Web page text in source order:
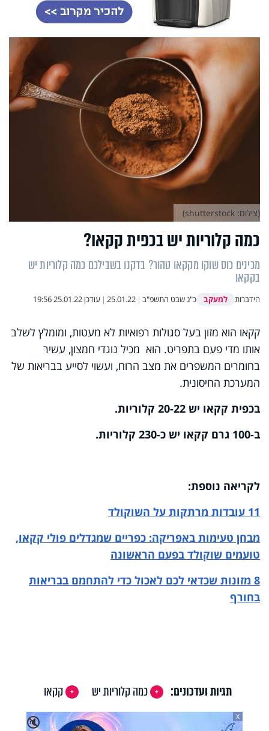
כמה קלוריות יש בכפית קקאו?
מכינים כוס שוקו מקקאו טהור? בדקנו בשבילכם כמה קלוריות יש
בקקאו
הידברות למעקב כ"ג שבט התשפ"ב |
25.01.22
| עודכן25.01.22 19:56
(צילום: shutterstock)
קקאו הוא מזון בעל סגולות רפואיות לא מעטות, ומומלץ לשלב
אותו מדי פעם בתפריט. הוא מכיל נוגדי חמצון, עשיר
בחומרים המשפרים את מצב הרוח, ועשוי לסייע בבריאות של
המערכת החיסונית.
בכפית קקאו יש 20-22 קלוריות.
ב-100 גרם קקאו יש כ-230 קלוריות.
לקריאה נוספת:
11 עובדות מרתקות על השוקולד
מבחן טעימות באפריקה: כפריים שמגדלים פולי קקאו,
טועמים שוקולד בפעם הראשונה
8 מזונות שכדאי לכם לאכול כדי להתחמם בבריאות
בחורף
תגיות ועדכונים: כמה קלוריות יש
קקאו
🔇
X